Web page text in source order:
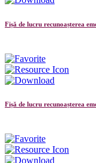
Fișă de lucru recunoașterea
Fișă de lucru recunoașterea